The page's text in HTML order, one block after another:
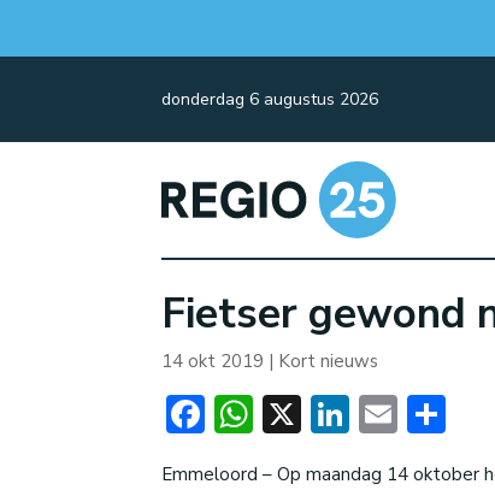
donderdag 6 augustus 2026
Fietser gewond
14 okt 2019 | Kort nieuws
Facebook
WhatsApp
X LinkedIn
Email
Emmeloord – Op maandag 14 oktober